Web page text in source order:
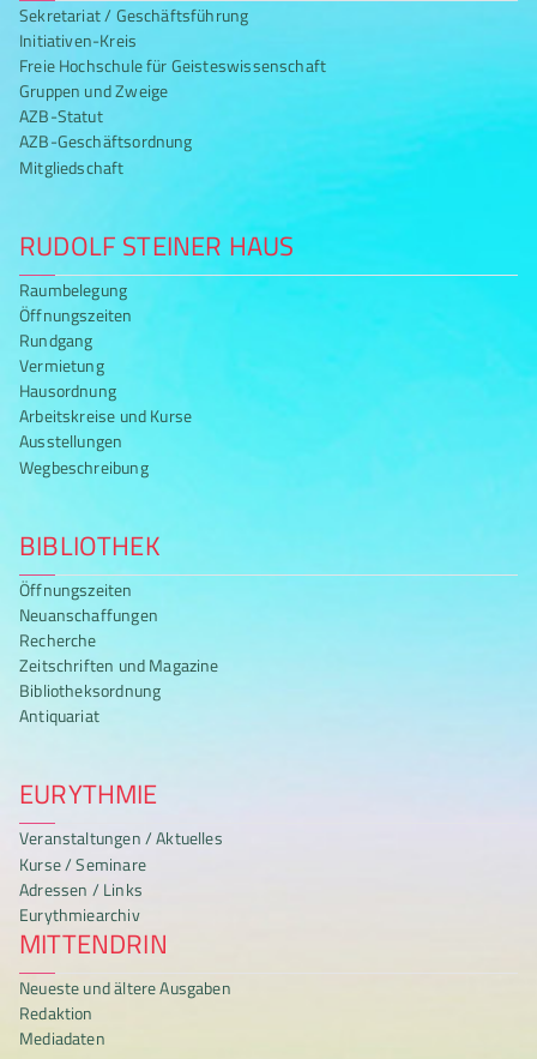
Sekretariat / Geschäftsführung
Initiativen-Kreis
Freie Hochschule für Geisteswissenschaft
Gruppen und Zweige
AZB-Statut
AZB-Geschäftsordnung
Mitgliedschaft
RUDOLF STEINER HAUS
Raumbelegung
Öffnungszeiten
Rundgang
Vermietung
Hausordnung
Arbeitskreise und Kurse
Ausstellungen
Wegbeschreibung
BIBLIOTHEK
Öffnungszeiten
Neuanschaffungen
Recherche
Zeitschriften und Magazine
Bibliotheksordnung
Antiquariat
EURYTHMIE
Veranstaltungen / Aktuelles
Kurse / Seminare
Adressen / Links
Eurythmiearchiv
MITTENDRIN
Neueste und ältere Ausgaben
Redaktion
Mediadaten